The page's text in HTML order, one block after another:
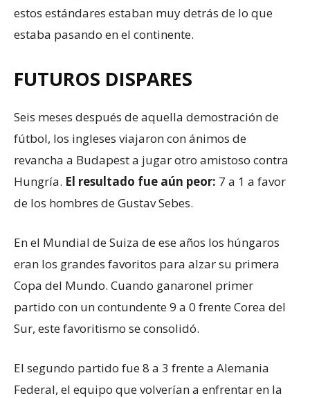
estos estándares estaban muy detrás de lo que
estaba pasando en el continente.
FUTUROS DISPARES
Seis meses después de aquella demostración de
fútbol, los ingleses viajaron con ánimos de
revancha a Budapest a jugar otro amistoso contra
Hungría. El resultado fue aún peor: 7 a 1 a favor
de los hombres de Gustav Sebes.
En el Mundial de Suiza de ese años los húngaros
eran los grandes favoritos para alzar su primera
Copa del Mundo. Cuando ganaronel primer
partido con un contundente 9 a 0 frente Corea del
Sur, este favoritismo se consolidó.
El segundo partido fue 8 a 3 frente a Alemania
Federal, el equipo que volverían a enfrentar en la